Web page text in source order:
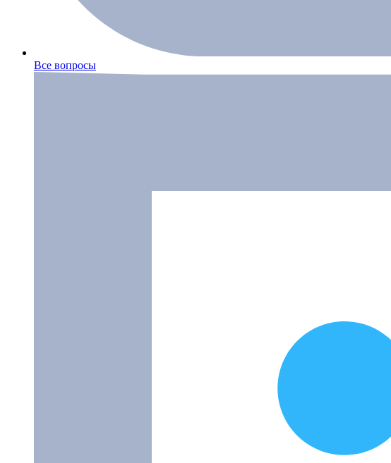
Все вопросы